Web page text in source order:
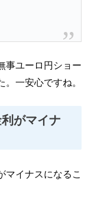
事ユーロ円ショー
一安心ですね。
がマイナ
マイナスになるこ